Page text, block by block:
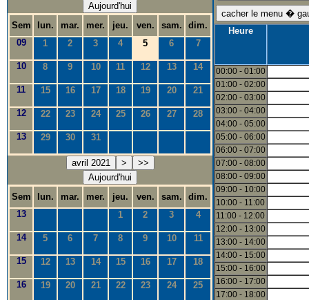
Aujourd'hui
Sem
lun. mar. mer. jeu. ven. sam.
dim.
09
1 2 3 4 5 6 7
10 8 9 10 11 12 13 14
11 15 16 17 18 19 20 21
12 22 23 24 25 26 27 28
13 29 30 31
avril 2021 >
>>
Aujourd'hui
Sem
lun. mar. mer. jeu. ven. sam.
dim.
13
1 2 3 4
14 5 6 7 8 9 10 11
15 12 13 14 15 16 17 18
16 19 20 21 22 23 24 25
Heure
00:00 - 01:00
01:00 - 02:00
02:00 - 03:00
03:00 - 04:00
04:00 - 05:00
05:00 - 06:00
06:00 - 07:00
07:00 - 08:00
08:00 - 09:00
09:00 - 10:00
10:00 - 11:00
11:00 - 12:00
12:00 - 13:00
13:00 - 14:00
14:00 - 15:00
15:00 - 16:00
16:00 - 17:00
17:00 - 18:00